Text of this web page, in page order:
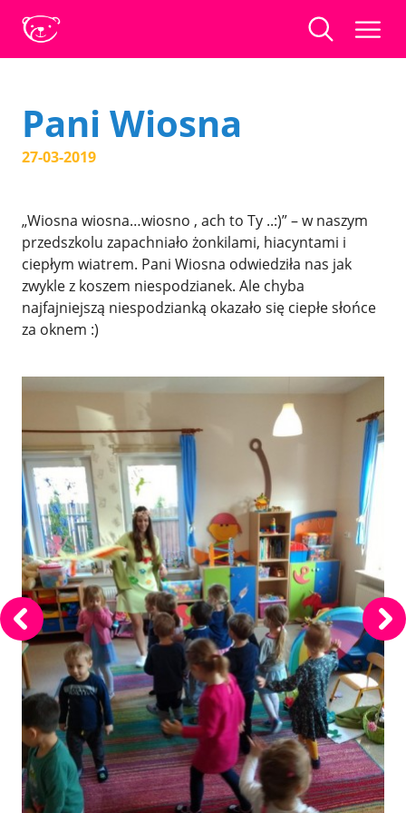
Pani Wiosna
27-03-2019
„Wiosna wiosna…wiosno , ach to Ty ..:)” – w naszym
przedszkolu zapachniało żonkilami, hiacyntami i
ciepłym wiatrem. Pani Wiosna odwiedziła nas jak
zwykle z koszem niespodzianek. Ale chyba
najfajniejszą niespodzianką okazało się ciepłe słońce
za oknem :)